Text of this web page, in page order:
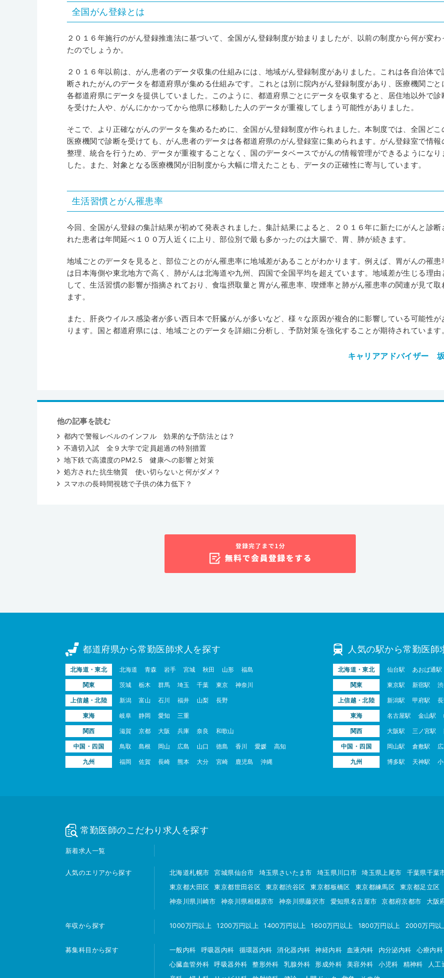
全国がん登録とは
２０１６年施行のがん登録推進法に基づいて、全国がん登録制度が始まりましたが、以前の制度から何が変わ
たのでしょうか。
２０１６年以前は、がん患者のデータ収集の仕組みには、地域がん登録制度がありました。これは各自治体で
断されたがんのデータを都道府県が集める仕組みです。これとは別に院内がん登録制度があり、医療機関ごと
各都道府県にデータを提供していました。このように、都道府県ごとにデータを収集すると、居住地以外で診
を受けた人や、がんにかかってから他県に移動した人のデータが重複してしまう可能性がありました。
そこで、より正確ながんのデータを集めるために、全国がん登録制度が作られました。本制度では、全国どこ
医療機関で診断を受けても、がん患者のデータは各都道府県のがん登録室に集められます。がん登録室で情報
整理、統合を行うため、データが重複することなく、国のデータベースでがんの情報管理ができるようになり
した。また、対象となる医療機関が旧制度から大幅に増えたことも、データの正確性に寄与しています。
生活習慣とがん罹患率
今回、全国がん登録の集計結果が初めて発表されました。集計結果によると、２０１６年に新たにがんと診断
れた患者は年間延べ１００万人近くに上り、部位別で最も多かったのは大腸で、胃、肺が続きます。
地域ごとのデータを見ると、部位ごとのがん罹患率に地域差があることがわかります。例えば、胃がんの罹患
は日本海側や東北地方で高く、肺がんは北海道や九州、四国で全国平均を超えています。地域差が生じる理由
して、生活習慣の影響が指摘されており、食塩摂取量と胃がん罹患率、喫煙率と肺がん罹患率の関連が見て取
ます。
また、肝炎ウイルス感染者が多い西日本で肝臓がんが多いなど、様々な原因が複合的に影響している可能性が
ります。国と都道府県には、地域ごとのデータを詳細に分析し、予防対策を強化することが期待されています。
キャリアアドバイザー
他の記事を読む
都内で警報レベルのインフル 効果的な予防法とは？
不適切入試 全９大学で定員超過の特別措置
地下鉄で高濃度のPM2.5 健康への影響と対策
処方された抗生物質 使い切らないと何がダメ？
スマホの長時間視聴で子供の体力低下？
都道府県から常勤医師求人を探す
北海道・東北 北海道 青森 岩手 宮城 秋田 山形 福島
関東 茨城 栃木 群馬 埼玉 千葉 東京 神奈川
上信越・北陸 新潟 富山 石川 福井 山梨 長野
東海 岐阜 静岡 愛知 三重
関西 滋賀 京都 大阪 兵庫 奈良 和歌山
中国・四国 鳥取 島根 岡山 広島 山口 徳島 香川 愛媛 高知
九州 福岡 佐賀 長崎 熊本 大分 宮崎 鹿児島 沖縄
人気の駅から常勤医師
北海道・東北 仙台駅 あおば通駅
関東 東京駅 新宿駅
上信越・北陸 新潟駅 甲府駅
東海 名古屋駅 金山駅
関西 大阪駅 三ノ宮駅
中国・四国 岡山駅 倉敷駅
九州 博多駅 天神駅
常勤医師のこだわり求人を探す
新着求人一覧
人気のエリアから探す 北海道札幌市 宮城県仙台市 埼玉県さいたま市 埼玉県川口市 埼玉県上尾市 千葉県千葉
東京都大田区
東京都世田谷区 東京都渋谷区 東京都板橋区 東京都練馬区 東京都足立区
神奈川県川崎市
神奈川県相模原市 神奈川県藤沢市 愛知県名古屋市 京都府京都市 大阪
年収から探す 1000万円以上 1200万円以上 1400万円以上 1600万円以上 1800万円以上 2000万円以
募集科目から探す 一般内科 呼吸器内科 循環器内科 消化器内科 神経内科 血液内科 内分泌内科 心療内科
心臓血管外科
呼吸器外科 整形外科 乳腺外科 形成外科 美容外科 小児科 精神科 人工